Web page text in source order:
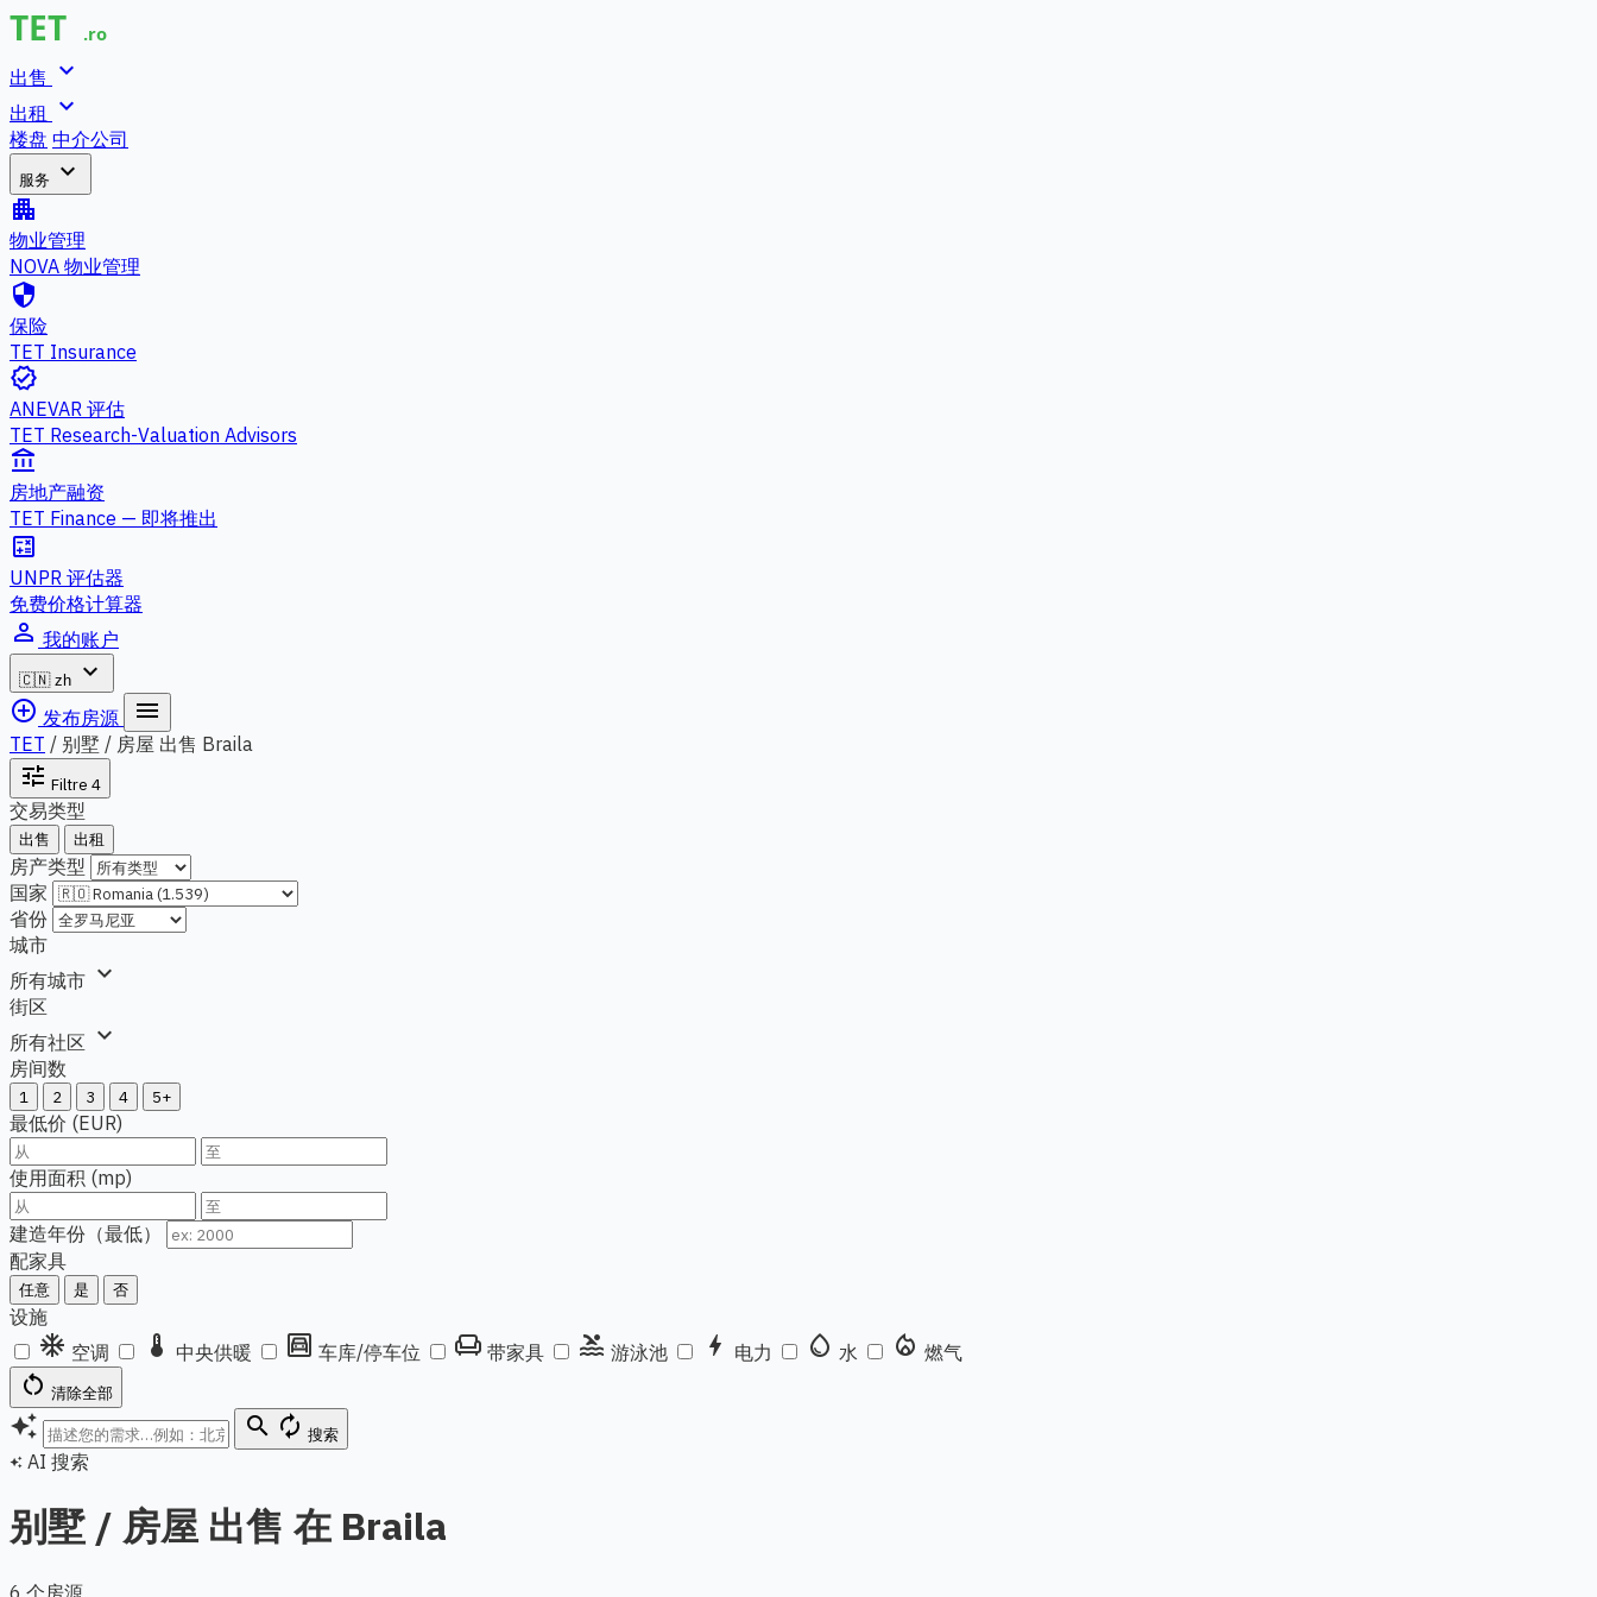
出售 expand_more
出租 expand_more
楼盘 中介公司
服务 expand_more
apartment
物业管理
NOVA 物业管理
security
保险
TET Insurance
verified
ANEVAR 评估
TET Research-Valuation Advisors
account_balance
房地产融资
TET Finance — 即将推出
calculate
UNPR 评估器
免费价格计算器
person_outline 我的账户
🇨🇳 zh
expand_more
add_circle_outline 发布房源 menu
TET / 别墅 / 房屋 出售 Braila
tune Filtre 4
交易类型
出售 出租
房产类型
国家
省份
城市
所有城市 expand_more
街区
所有社区 expand_more
房间数
1 2 3 4 5+
最低价 (EUR)
使用面积 (mp)
建造年份（最低）
配家具
任意 是 否
设施
ac_unit 空调 thermostat 中央供暖 garage 车库/停车位 chair 带家具 pool 游泳池 bolt 电力 water_drop 水 local_fire_department 燃气
restart_alt 清除全部
auto_awesome search autorenew 搜索
auto_awesome AI 搜索
别墅 / 房屋 出售 在 Braila
6 个房源